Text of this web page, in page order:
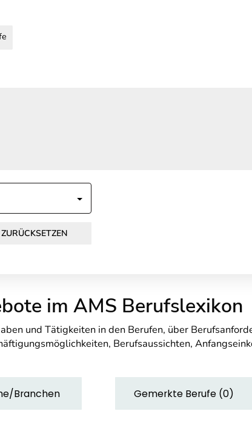
im AMS Berufslexikon
und Tätigkeiten in den Berufen, über
Berufsaussichten,
Branchen Gemerkte Berufe (0)